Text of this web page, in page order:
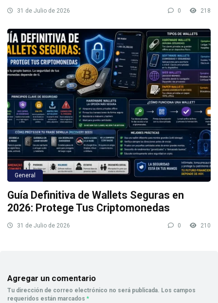
31 de Julio de 2026 0 218
General
Guía Definitiva de Wallets Seguras en
2026: Protege Tus Criptomonedas
31 de Julio de 2026 0 210
Agregar un comentario
Tu dirección de correo electrónico no será publicada. Los campos
requeridos están marcados *